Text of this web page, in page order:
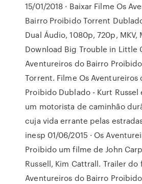
15/01/2018 · Baixar Filme Os
Bairro Proibido Torrent
Dual Áudio, 1080p, 720p, MKV,
Download Big Trouble in Little
Aventureiros do Bairro
Torrent. Filme Os Aventureiros
Proibido Dublado - Kurt Russel
um motorista de caminhão
cuja vida errante pelas
inesp 01/06/2015 · Os
Proibido um filme de John
Russell, Kim Cattrall. Trailer do
Aventureiros do Bairro